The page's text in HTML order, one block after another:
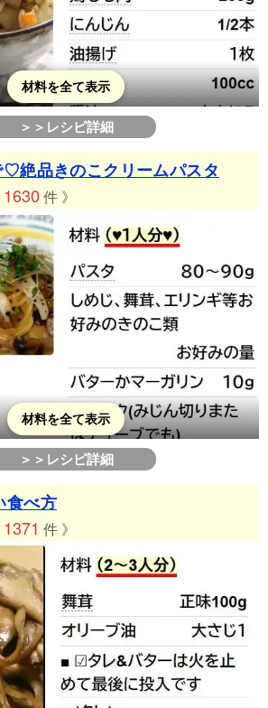
材料を全て表示
＞＞レシピ詳細
絶品きのこクリームパスタ
1630 件 》
材料を全て表示
＞＞レシピ詳細
食べ方
1371 件 》